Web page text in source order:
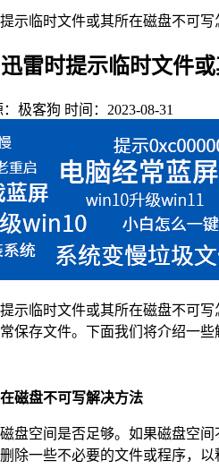
示临时文件或其所在磁盘不可写
雷时提示临时文件
：极客狗 时间：2023-08-31
示临时文件或其所在磁盘不可
保存文件。下面我们将介绍一些
磁盘不可写解决方法
盘空间是否足够。如果磁盘空
除一些不必要的文件或程序，以